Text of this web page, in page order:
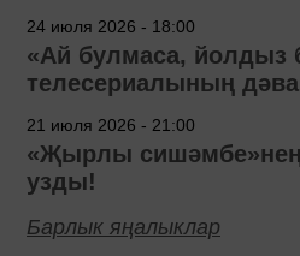
24 июля 2026 - 18:00
«Ай булмаса, йолдыз
телесериалының
21 июля 2026 - 21:00
«Җырлы
узды!
Барлык яңалыклар